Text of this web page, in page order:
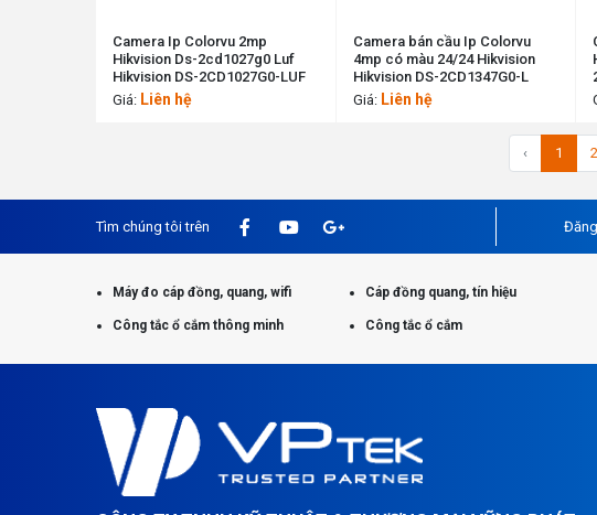
Camera Ip Colorvu 2mp
Hikvision Ds-2cd1027g0 Luf
Hikvision DS-2CD1027G0-LUF
Giá: Liên hệ
Camera bán cầu Ip Colorvu
4mp có màu 24/24 Hikvision
Hikvision DS-2CD1347G0-L
Giá: Liên hệ
‹ 1 2
Tìm chúng tôi trên
Máy đo cáp đồng, quang, wifi Cáp đồng quang, tín hiệu
Công tắc ổ cắm thông minh Công tắc ổ cắm